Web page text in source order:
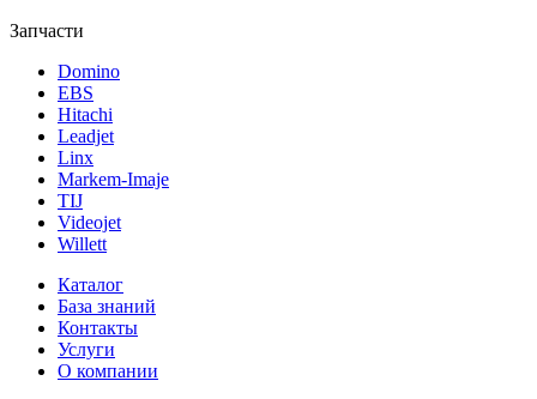
Запчасти
Domino
EBS
Hitachi
Leadjet
Linx
Markem-Imaje
TIJ
Videojet
Willett
Каталог
База знаний
Контакты
Услуги
О компании